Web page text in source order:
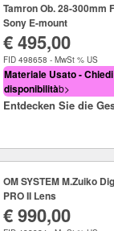
Tamron Ob. 28-300mm
Sony E-mount
€ 495,00
FID 498658 - MwSt % US
Materiale Usato -
disponibilitàb>
Entdecken Sie die
OM SYSTEM M.Zuiko
PRO II Lens
€ 990,00